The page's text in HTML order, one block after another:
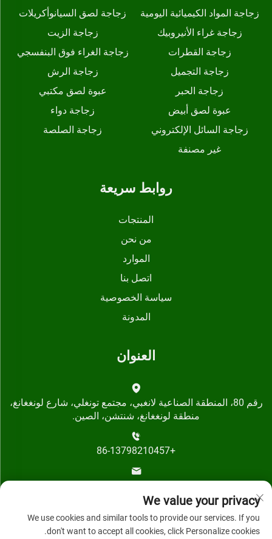
زجاجة المواد الكيميائية اليومية
زجاجة لصق السيانوأكريلات
زجاجة غراء الأنيروبيك
زجاجة الزيت
زجاجة القطرات
زجاجة الغراء فوق البنفسجي
زجاجة التجميل
زجاجة الرش
زجاجة الحبر
عبوة لصق مكتبي
عبوة لصق أبيض
زجاجة دواء
زجاجة السائل الإلكتروني
زجاجة الصلصة
غير مصنفة
روابط سريعة
المنتجات
من نحن
الموارد
اتصل بنا
سياسة الخصوصية
المدونة
العنوان
رقم 80، المنطقة الصناعية لانغبي، مجتمع تونغلي، شارع لونغغانغ،
منطقة لونغغانغ، شنتشن، الصين.
+86-13798210457
We value your privacy
We use cookies and similar tools to provide our services. If you
don't want to accept all cookies, click Personalize cookies.